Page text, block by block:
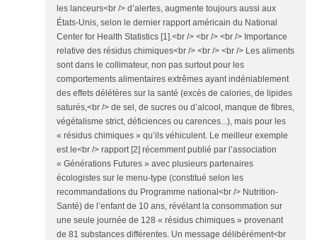
les lanceurs<br /> d’alertes, augmente toujours aussi aux
États-Unis, selon le dernier rapport américain du National
Center for Health Statistics [1].<br /> <br /> <br /> Importance
relative des résidus chimiques<br /> <br /> <br /> Les aliments
sont dans le collimateur, non pas surtout pour les
comportements alimentaires extrêmes ayant indéniablement
des effets délétères sur la santé (excès de calories, de lipides
saturés,<br /> de sel, de sucres ou d’alcool, manque de fibres,
végétalisme strict, déficiences ou carences...), mais pour les
« résidus chimiques » qu’ils véhiculent. Le meilleur exemple
est le<br /> rapport [2] récemment publié par l’association
« Générations Futures » avec plusieurs partenaires
écologistes sur le menu-type (constitué selon les
recommandations du Programme national<br /> Nutrition-
Santé) de l’enfant de 10 ans, révélant la consommation sur
une seule journée de 128 « résidus chimiques » provenant
de 81 substances différentes. Un message délibérément<br